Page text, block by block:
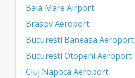
Baia Mare Airport
Brasov Aeroport
Bucuresti Baneasa Aeroport
Bucuresti Otopeni Aeroport
Cluj Napoca Aeroport